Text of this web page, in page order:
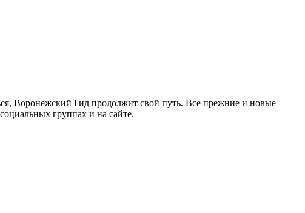
Воронежский Гид продолжит свой путь. Все прежние и новые
группах и на сайте.